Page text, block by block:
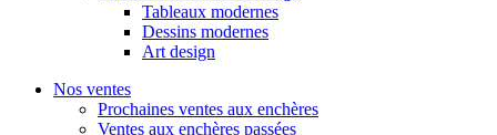
Tableaux modernes
Dessins modernes
Art design
Nos ventes
Prochaines ventes aux enchères
Ventes aux enchères passées